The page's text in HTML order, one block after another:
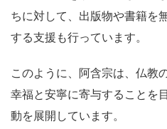
ちに対して、出版物や書籍を
する支援も行っています。
このように、阿含宗は、仏教
幸福と安寧に寄与することを
動を展開しています。